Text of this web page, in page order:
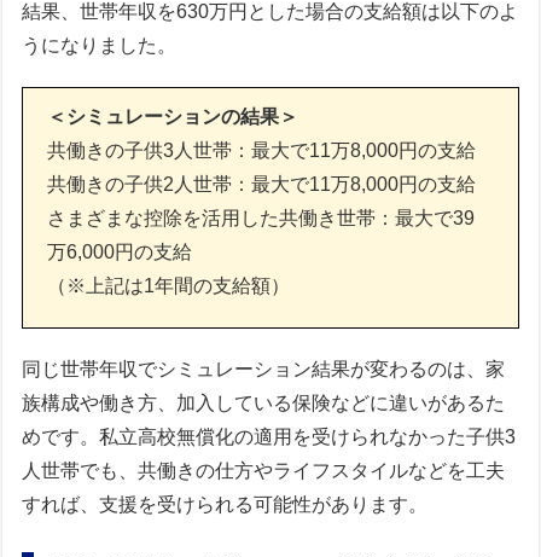
結果、世帯年収を630万円とした場合の支給額は以下のよ
うになりました。
＜シミュレーションの結果＞
共働きの子供3人世帯：最大で11万8,000円の支給
共働きの子供2人世帯：最大で11万8,000円の支給
さまざまな控除を活用した共働き世帯：最大で39
万6,000円の支給
（※上記は1年間の支給額）
同じ世帯年収でシミュレーション結果が変わるのは、家
族構成や働き方、加入している保険などに違いがあるた
めです。私立高校無償化の適用を受けられなかった子供3
人世帯でも、共働きの仕方やライフスタイルなどを工夫
すれば、支援を受けられる可能性があります。